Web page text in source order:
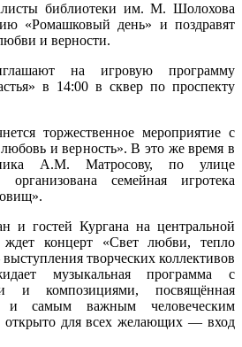
библиотеки им. М. Шолохова
«Ромашковый день» и поздравят
и верности.
на игровую программу
в 14:00 в сквер по проспекту
торжественное мероприятие с
и верность». В это же время в
А.М. Матросову, по улице
семейная игротека
и гостей Кургана на центральной
ждет концерт «Свет любви, тепло
творческих коллективов
музыкальная программа с
и композициями, посвящённая
и самым важным человеческим
открыто для всех желающих — вход